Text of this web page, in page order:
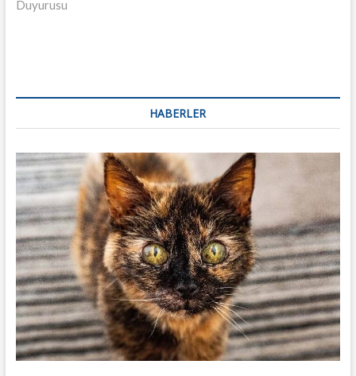
Duyurusu
HABERLER